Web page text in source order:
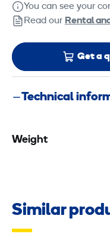
You can see your
Read our Rental
Get a
Technical
Weight
Similar